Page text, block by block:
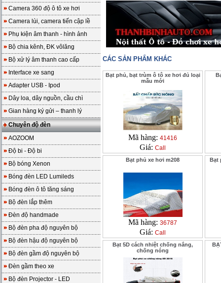
Camera 360 độ ô tô xe hơi
Camera lùi, camera tiến cập lề
Phụ kiện âm thanh - hình ảnh
Bộ chia kênh, ĐK vôlăng
Bộ xử lý âm thanh cao cấp
Interface xe sang
Adapter USB - Ipod
Dây loa, dây nguồn, cầu chì
Gian hàng ký gửi – thanh lý
Chuyên độ đèn
AOZOOM
Độ bi - Độ bi
Bộ bóng Xenon
Bóng đèn LED Lumileds
Bóng đèn ô tô tăng sáng
Bộ đèn lắp thêm
Đèn độ handmade
Bộ đèn pha độ nguyên bộ
Bộ đèn hậu độ nguyên bộ
Bộ đèn gầm độ nguyên bộ
Đèn gầm theo xe
Bộ đèn Projector - LED
CÁC SẢN PHẨM KHÁC
Bạt phủ, bạt trùm ô tô xe hơi đủ loại
mẫu mới
Mã hàng: 41416
Giá: Call
Bạt phủ xe hơi m208
Mã hàng: 36787
Giá: Call
Bạt
Bạt 5D cách nhiệt chống nắng,
chống nóng